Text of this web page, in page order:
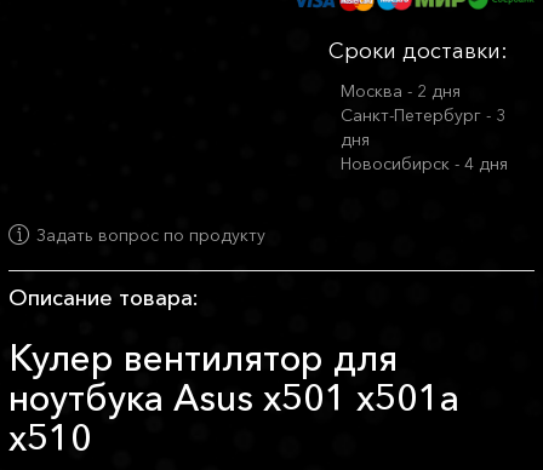
Сроки доставки:
Москва - 2 дня
Санкт-Петербург - 3
дня
Новосибирск - 4 дня
Задать вопрос по продукту
Описание товара:
Кулер вентилятор для
ноутбука Asus x501 x501a
x510